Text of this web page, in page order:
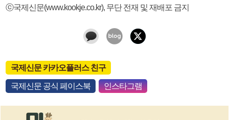
ⓒ국제신문(www.kookje.co.kr), 무단 전재 및 재배포 금지
국제신문 카카오플러스 친구
국제신문 공식 페이스북 인스타그램